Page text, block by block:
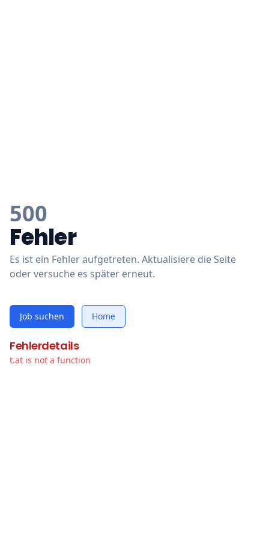
500
Fehler
Es ist ein Fehler aufgetreten. Aktualisiere die Seite
oder versuche es später erneut.
Job suchen Home
Fehlerdetails
t.at is not a function